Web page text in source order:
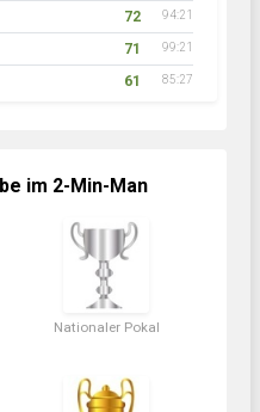
72 94:21
71 99:21
61 85:27
im 2-Min-Man
Nationaler Pokal